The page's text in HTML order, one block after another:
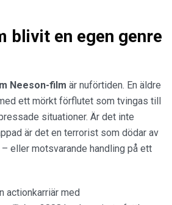
blivit en egen genre
Neeson-film är nuförtiden. En äldre
ett mörkt förflutet som tvingas till
situationer. Är det inte
är det en terrorist som dödar av
eller motsvarande handling på ett
actionkarriär med